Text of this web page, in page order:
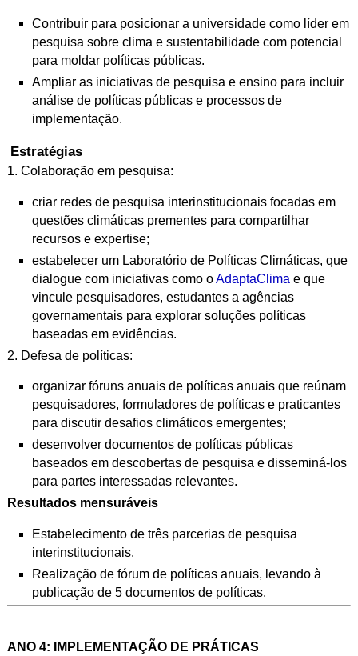
Contribuir para posicionar a universidade como líder em
pesquisa sobre clima esustentabilidade com potencial
para moldar políticas públicas.
Ampliar as iniciativas de pesquisa e ensino para incluir
análise de políticas públicas e processos de
implementação.
Estratégias
1. Colaboração em pesquisa:
criar redes de pesquisa interinstitucionais focadas em
questões climáticas prementes para compartilhar
recursos e expertise;
estabelecer um Laboratório de Políticas Climáticas, que
dialogue com iniciativas como oAdaptaClima e que
vincule pesquisadores, estudantes a agências
governamentais paraexplorar soluções políticas
baseadas em evidências.
2. Defesa de políticas:
organizar fóruns anuais de políticas anuais que reúnam
pesquisadores,formuladores de políticas e praticantes
para discutir desafios climáticosemergentes;
desenvolver documentos de políticas públicas
baseados em descobertasde pesquisa e disseminá-los
para partes interessadas relevantes.
Resultados mensuráveis
Estabelecimento de três parcerias de pesquisa
interinstitucionais.
Realização de fórum de políticas anuais, levando à
publicação de 5 documentosde políticas.
ANO 4: IMPLEMENTAÇÃO DE PRÁTICAS